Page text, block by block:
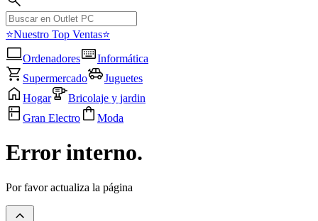
⭐Nuestro Top Ventas⭐
Ordenadores
Informática
Supermercado
Juguetes
Hogar
Bricolaje y jardin
Gran Electro
Moda
Error interno.
Por favor actualiza la página